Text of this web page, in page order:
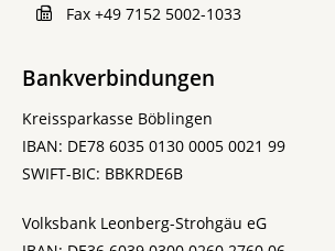
Fax +49 7152 5002-1033
Bankverbindungen
Kreissparkasse Böblingen
IBAN: DE78 6035 0130 0005 0021 99
SWIFT-BIC: BBKRDE6B
Volksbank Leonberg-Strohgäu eG